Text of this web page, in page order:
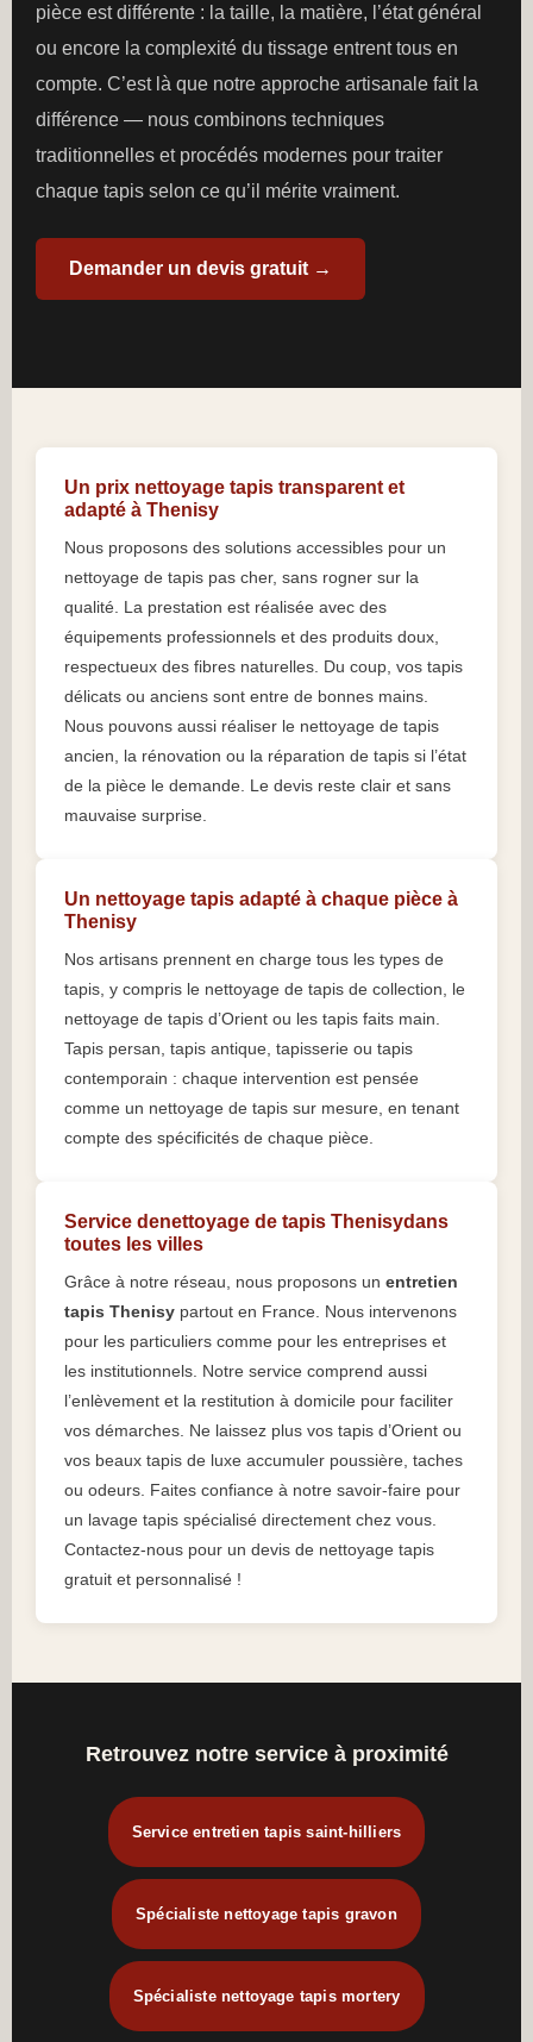
pièce est différente : la taille, la matière, l’état général
ou encore la complexité du tissage entrent tous en
compte. C’est là que notre approche artisanale fait la
différence — nous combinons techniques
traditionnelles et procédés modernes pour traiter
chaque tapis selon ce qu’il mérite vraiment.
Demander un devis gratuit →
Un prix nettoyage tapis transparent et
adapté à Thenisy
Nous proposons des solutions accessibles pour un
nettoyage de tapis pas cher, sans rogner sur la
qualité. La prestation est réalisée avec des
équipements professionnels et des produits doux,
respectueux des fibres naturelles. Du coup, vos tapis
délicats ou anciens sont entre de bonnes mains.
Nous pouvons aussi réaliser le nettoyage de tapis
ancien, la rénovation ou la réparation de tapis si l’état
de la pièce le demande. Le devis reste clair et sans
mauvaise surprise.
Un nettoyage tapis adapté à chaque pièce à
Thenisy
Nos artisans prennent en charge tous les types de
tapis, y compris le nettoyage de tapis de collection, le
nettoyage de tapis d’Orient ou les tapis faits main.
Tapis persan, tapis antique, tapisserie ou tapis
contemporain : chaque intervention est pensée
comme un nettoyage de tapis sur mesure, en tenant
compte des spécificités de chaque pièce.
Service denettoyage de tapis Thenisydans
toutes les villes
Grâce à notre réseau, nous proposons un entretien
tapis Thenisy partout en France. Nous intervenons
pour les particuliers comme pour les entreprises et
les institutionnels. Notre service comprend aussi
l’enlèvement et la restitution à domicile pour faciliter
vos démarches. Ne laissez plus vos tapis d’Orient ou
vos beaux tapis de luxe accumuler poussière, taches
ou odeurs. Faites confiance à notre savoir-faire pour
un lavage tapis spécialisé directement chez vous.
Contactez-nous pour un devis de nettoyage tapis
gratuit et personnalisé !
Retrouvez notre service à proximité
Service entretien tapis saint-hilliers
Spécialiste nettoyage tapis gravon
Spécialiste nettoyage tapis mortery